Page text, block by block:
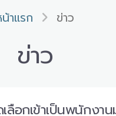
าแรก ข่าว
ข่าว
อกเข้าเป็นพนักงา